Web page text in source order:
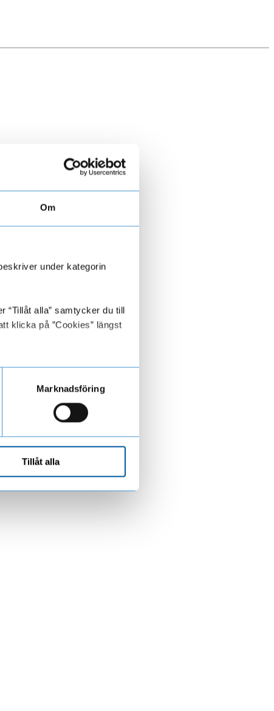
Om
under kategorin
“Tillåt alla” samtycker du till
klicka på ”Cookies” längst
Marknadsföring
Tillåt alla